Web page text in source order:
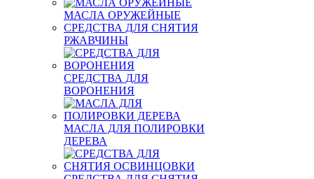
МАСЛА ОРУЖЕЙНЫЕ
СРЕДСТВА ДЛЯ СНЯТИЯ
РЖАВЧИНЫ
СРЕДСТВА ДЛЯ
ВОРОНЕНИЯ
МАСЛА ДЛЯ ПОЛИРОВКИ
ДЕРЕВА